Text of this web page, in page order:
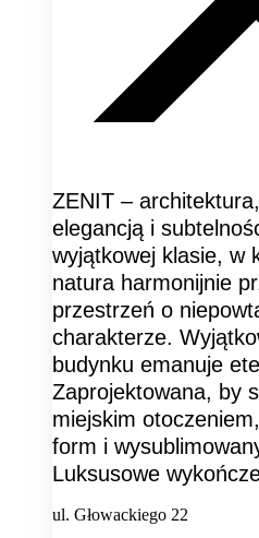
ZENIT –
elegancją i
wyjątkowej klasie, w
natura harmonijnie
przestrzeń o
charakterze.
budynku emanuje
Zaprojektowana, by
miejskim
form i
Luksusowe
ul. Głowackiego 22